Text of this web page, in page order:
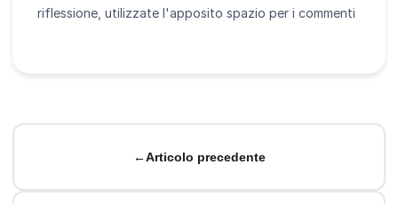
riflessione, utilizzate l'apposito spazio per i commenti
←Articolo precedente